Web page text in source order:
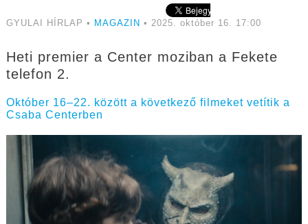
GYULAI HÍRLAP • MAGAZIN • 2025. október 16. 17:00
Heti premier a Center moziban a Fekete
telefon 2.
Október 16–22. között a következő filmeket vetítik a
Csaba Centerben